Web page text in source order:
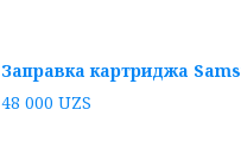
Заправка картриджа
48 000UZS